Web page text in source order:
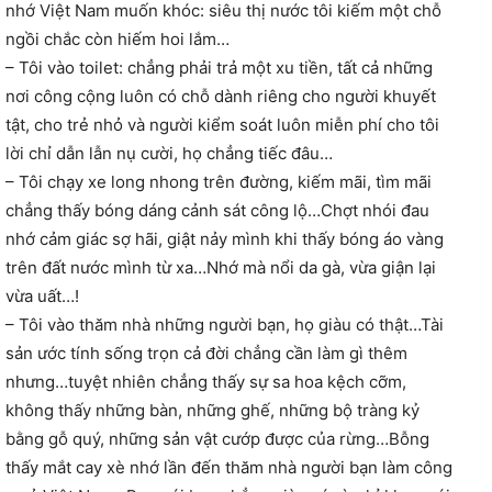
nhớ Việt Nam muốn khóc: siêu thị nước tôi kiếm một chỗ
ngồi chắc còn hiếm hoi lắm…
– Tôi vào toilet: chẳng phải trả một xu tiền, tất cả những
nơi công cộng luôn có chỗ dành riêng cho người khuyết
tật, cho trẻ nhỏ và người kiểm soát luôn miễn phí cho tôi
lời chỉ dẫn lẫn nụ cười, họ chẳng tiếc đâu…
– Tôi chạy xe long nhong trên đường, kiếm mãi, tìm mãi
chẳng thấy bóng dáng cảnh sát công lộ…Chợt nhói đau
nhớ cảm giác sợ hãi, giật nảy mình khi thấy bóng áo vàng
trên đất nước mình từ xa…Nhớ mà nổi da gà, vừa giận lại
vừa uất…!
– Tôi vào thăm nhà những người bạn, họ giàu có thật…Tài
sản ước tính sống trọn cả đời chẳng cần làm gì thêm
nhưng…tuyệt nhiên chẳng thấy sự sa hoa kệch cỡm,
không thấy những bàn, những ghế, những bộ tràng kỷ
bằng gỗ quý, những sản vật cướp được của rừng…Bỗng
thấy mắt cay xè nhớ lần đến thăm nhà người bạn làm công